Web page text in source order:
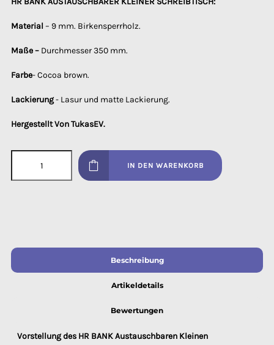
Material – 9 mm. Birkensperrholz.
Maße – Durchmesser 350 mm.
Farbe- Cocoa brown.
Lackierung- Lasur und matte Lackierung.
Hergestellt Von TukasEV.
IN DEN WARENKORB
Beschreibung
Artikeldetails
Bewertungen
Vorstellung des HR BANK Austauschbaren Kleinen